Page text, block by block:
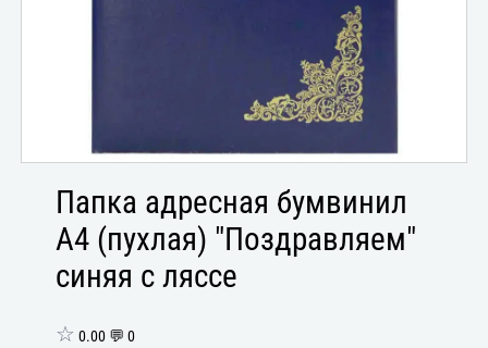
Папка адресная бумвинил
А4 (пухлая) "Поздравляем"
синяя с ляссе
☆ 0.00 💬 0